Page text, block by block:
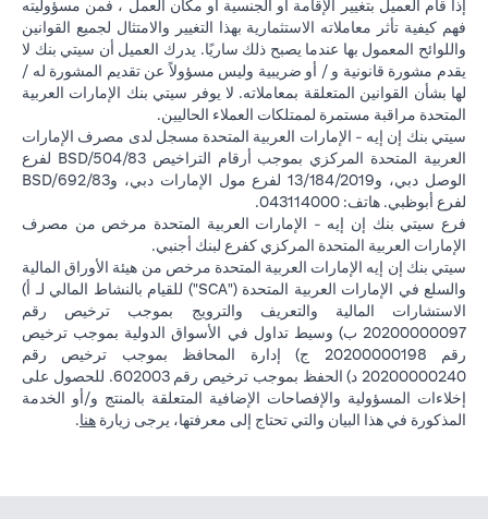
إذا قام العميل بتغيير الإقامة أو الجنسية أو مكان العمل ، فمن مسؤوليته
فهم كيفية تأثر معاملاته الاستثمارية بهذا التغيير والامتثال لجميع القوانين
واللوائح المعمول بها عندما يصبح ذلك ساريًا. يدرك العميل أن سيتي بنك لا
يقدم مشورة قانونية و / أو ضريبية وليس مسؤولاً عن تقديم المشورة له /
لها بشأن القوانين المتعلقة بمعاملاته. لا يوفر سيتي بنك الإمارات العربية
المتحدة مراقبة مستمرة لممتلكات العملاء الحاليين.
سيتي بنك إن إيه - الإمارات العربية المتحدة مسجل لدى مصرف الإمارات
العربية المتحدة المركزي بموجب أرقام التراخيص BSD/504/83 لفرع
الوصل دبي، و13/184/2019 لفرع مول الإمارات دبي، وBSD/692/83
لفرع أبوظبي. هاتف: 043114000.
فرع سيتي بنك إن إيه - الإمارات العربية المتحدة مرخص من مصرف
الإمارات العربية المتحدة المركزي كفرع لبنك أجنبي.
سيتي بنك إن إيه الإمارات العربية المتحدة مرخص من هيئة الأوراق المالية
والسلع في الإمارات العربية المتحدة ("SCA") للقيام بالنشاط المالي لـ أ)
الاستشارات المالية والتعريف والترويج بموجب ترخيص رقم
20200000097 ب) وسيط تداول في الأسواق الدولية بموجب ترخيص
رقم 20200000198 ج) إدارة المحافظ بموجب ترخيص رقم
20200000240 د) الحفظ بموجب ترخيص رقم 602003. للحصول على
إخلاءات المسؤولية والإفصاحات الإضافية المتعلقة بالمنتج و/أو الخدمة
المذكورة في هذا البيان والتي تحتاج إلى معرفتها، يرجى زيارة هنا.